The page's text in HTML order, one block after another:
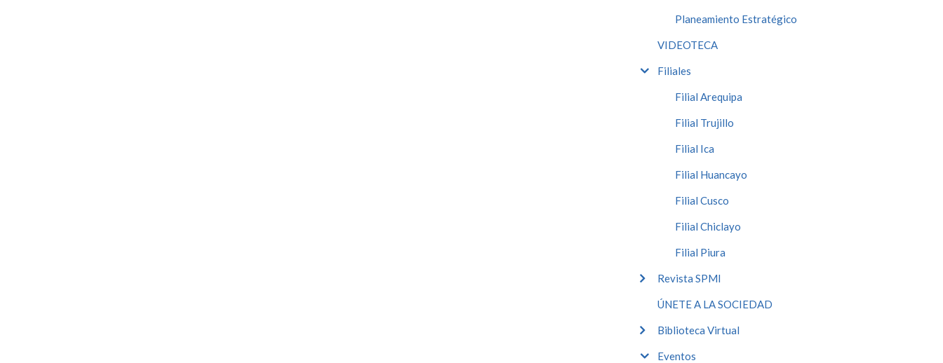
Planeamiento Estratégico
VIDEOTECA
Filiales
Filial Arequipa
Filial Trujillo
Filial Ica
Filial Huancayo
Filial Cusco
Filial Chiclayo
Filial Piura
Revista SPMI
ÚNETE A LA SOCIEDAD
Biblioteca Virtual
Eventos